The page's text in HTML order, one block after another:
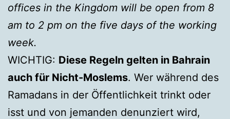
offices in the Kingdom will be open from 8
am to 2 pm on the five days of the working
week.
WICHTIG: Diese Regeln gelten in Bahrain
auch für Nicht-Moslems. Wer während des
Ramadans in der Öffentlichkeit trinkt oder
isst und von jemanden denunziert wird,